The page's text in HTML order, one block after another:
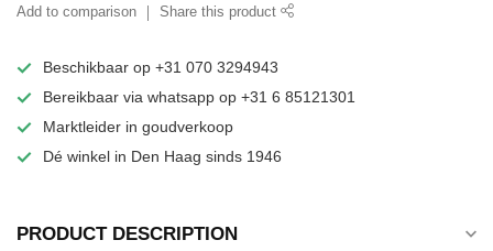
Add to comparison Share this product
Beschikbaar op +31 070 3294943
Bereikbaar via whatsapp op +31 6 85121301
Marktleider in goudverkoop
Dé winkel in Den Haag sinds 1946
PRODUCT DESCRIPTION